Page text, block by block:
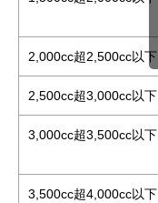
2,000cc超2,500cc以下
2,500cc超3,000cc以下
3,000cc超3,500cc以下
3,500cc超4,000cc以下